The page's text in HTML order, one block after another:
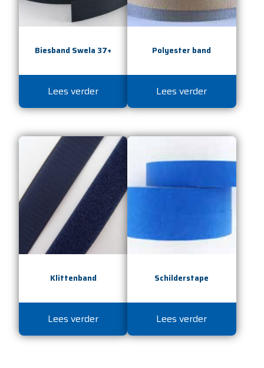
Biesband Swela 37+
Lees verder
Polyester band
Lees verder
Klittenband
Lees verder
Schilderstape
Lees verder